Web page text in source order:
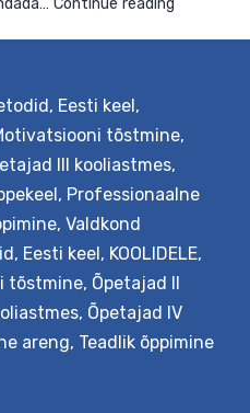
audiovisuaaltekste ehk
Filmiõpe võimaldab
õppeainete õppetegevust,
kasutada filmi- ja
eneseväljenduseks ja palju
, Eesti keel,
tõstmine,
III kooliastmes,
, Professionaalne
, Valdkond
, Eesti keel, KOOLIDELE,
tõstmine, Õpetajad II
, Õpetajad IV
areng, Teadlik õppimine